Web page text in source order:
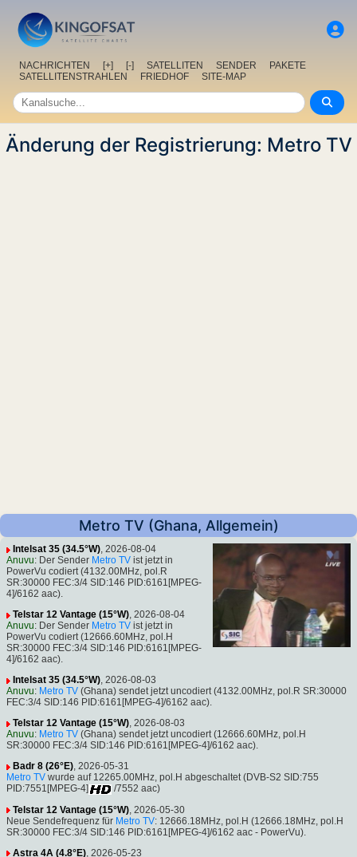
NACHRICHTEN [+] [-] SATELLITEN SENDER
PAKETE
SATELLITENSTRAHLEN
FRIEDHOF SITE-MAP
Änderung der Registrierung: Metro TV
Metro TV (Ghana, Allgemein)
Intelsat 35 (34.5°W), 2026-08-04
Anuvu: Der Sender Metro TV ist jetzt in
PowerVu codiert (4132.00MHz, pol.R
SR:30000 FEC:3/4 SID:146 PID:6161[MPEG-
4]/6162 aac).
Telstar 12 Vantage (15°W), 2026-08-04
Anuvu: Der Sender Metro TV ist jetzt in
PowerVu codiert (12666.60MHz, pol.H
SR:30000 FEC:3/4 SID:146 PID:6161[MPEG-
4]/6162 aac).
Intelsat 35 (34.5°W), 2026-08-03
Anuvu: Metro TV (Ghana) sendet jetzt uncodiert (4132.00MHz, pol.R SR:30000
FEC:3/4 SID:146 PID:6161[MPEG-4]/6162 aac).
Telstar 12 Vantage (15°W), 2026-08-03
Anuvu: Metro TV (Ghana) sendet jetzt uncodiert (12666.60MHz, pol.H
SR:30000 FEC:3/4 SID:146 PID:6161[MPEG-4]/6162 aac).
Badr 8 (26°E), 2026-05-31
Metro TV wurde auf 12265.00MHz, pol.H abgeschaltet (DVB-S2 SID:755
PID:7551[MPEG-4]
/7552 aac)
Telstar 12 Vantage (15°W) , 2026-05-30
Neue Sendefrequenz für Metro TV: 12666.18MHz, pol.H (12666.18MHz, pol.H
SR:30000 FEC:3/4 SID:146 PID:6161[MPEG-4]/6162 aac - PowerVu).
Astra 4A (4.8°E) , 2026-05-23